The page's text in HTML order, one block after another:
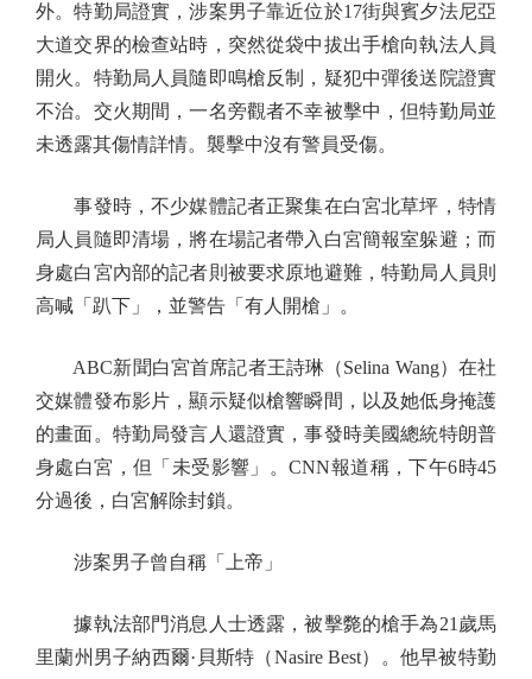
外。特勤局證實，涉案男子靠近位於17街與賓夕法尼亞
大道交界的檢查站時，突然從袋中拔出手槍向執法人員
開火。特勤局人員隨即鳴槍反制，疑犯中彈後送院證實
不治。交火期間，一名旁觀者不幸被擊中，但特勤局並
未透露其傷情詳情。襲擊中沒有警員受傷。
事發時，不少媒體記者正聚集在白宮北草坪，特情
局人員隨即清場，將在場記者帶入白宮簡報室躲避；而
身處白宮內部的記者則被要求原地避難，特勤局人員則
高喊「趴下」，並警告「有人開槍」。
ABC新聞白宮首席記者王詩琳（Selina Wang）在社
交媒體發布影片，顯示疑似槍響瞬間，以及她低身掩護
的畫面。特勤局發言人還證實，事發時美國總統特朗普
身處白宮，但「未受影響」。CNN報道稱，下午6時45
分過後，白宮解除封鎖。
涉案男子曾自稱「上帝」
據執法部門消息人士透露，被擊斃的槍手為21歲馬
里蘭州男子納西爾·貝斯特（Nasire Best）。他早被特勤